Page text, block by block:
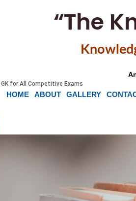
“The
HOME ABOUT GALLERY